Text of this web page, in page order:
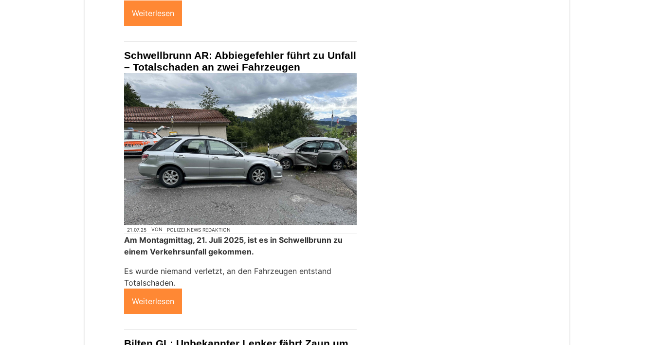
Weiterlesen
Schwellbrunn AR: Abbiegefehler führt zu Unfall
– Totalschaden an zwei Fahrzeugen
21.07.25 VON POLIZEI.NEWS REDAKTION
Am Montagmittag, 21. Juli 2025, ist es in Schwellbrunn zu
einem Verkehrsunfall gekommen.
Es wurde niemand verletzt, an den Fahrzeugen entstand
Totalschaden.
Weiterlesen